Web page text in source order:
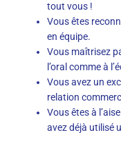
tout vous !
Vous êtes
en équipe.
Vous maîtrisez
l’oral comme à
Vous avez un
relation
Vous êtes à
avez déjà utilisé